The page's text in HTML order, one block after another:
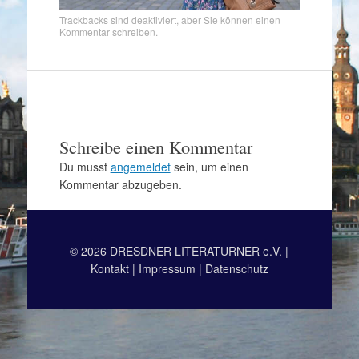
Trackbacks sind deaktiviert, aber Sie können einen
Kommentar schreiben
Schreibe einen Kommentar
Du musst angemeldetsein, um einen
Kommentar abzugeben.
© 2026 DRESDNER LITERATURNER e.V. |
Kontakt| Impressum | Datenschutz